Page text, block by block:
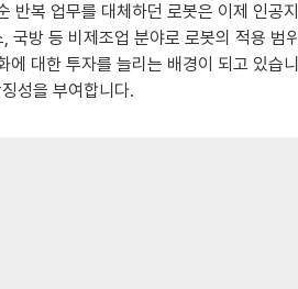
복 업무를 대체하던 로봇은 이제 인
방 등 비제조업 분야로 로봇의 적용
대한 투자를 늘리는 배경이 되고 있
성을 부여합니다.